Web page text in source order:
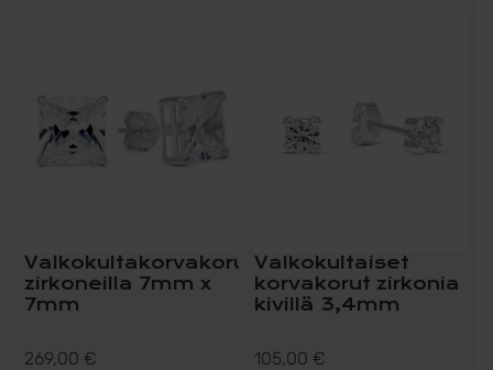
Valkokultakorvakorut
zirkoneilla 7mm x
7mm
269,00 €
Valkokultaiset
korvakorut zirkonia
kivillä 3,4mm
105,00 €